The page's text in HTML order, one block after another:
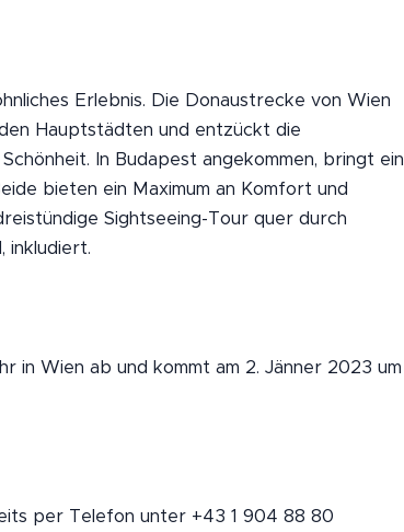
Erlebnis. Die Donaustrecke von Wien
Hauptstädten und entzückt die
In Budapest angekommen, bringt ein
bieten ein Maximum an Komfort und
Sightseeing-Tour quer durch
inkludiert.
in Wien ab und kommt am 2. Jänner 2023 um
per Telefon unter +43 1 904 88 80